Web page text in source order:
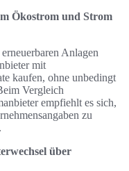
Ökostrom und Strom
Anlagen
mit
kaufen, ohne unbedingt
Vergleich
empfiehlt es sich,
zu
über